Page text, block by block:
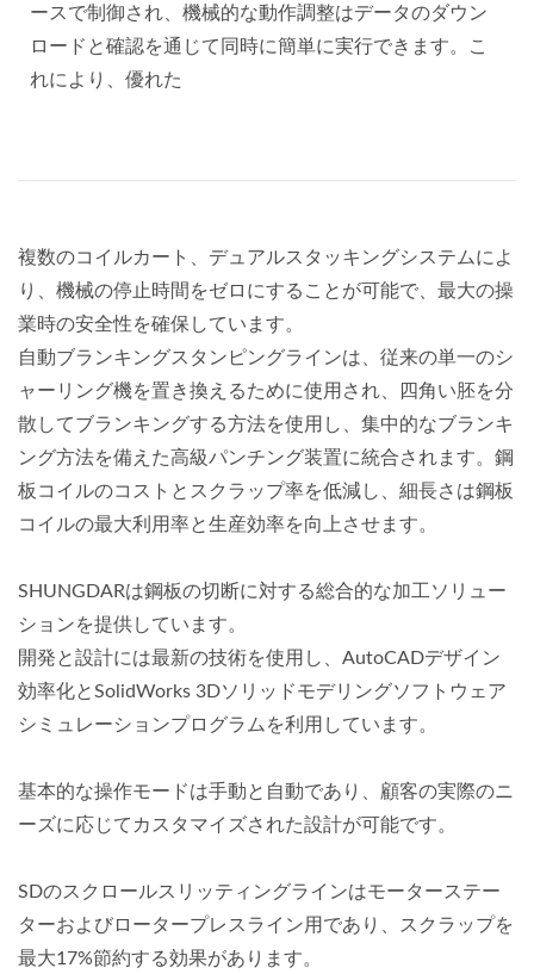
ースで制御され、機械的な動作調整はデータのダウン
ロードと確認を通じて同時に簡単に実行できます。こ
れにより、優れた
複数のコイルカート、デュアルスタッキングシステムによ
り、機械の停止時間をゼロにすることが可能で、最大の操
業時の安全性を確保しています。
自動ブランキングスタンピングラインは、従来の単一のシ
ャーリング機を置き換えるために使用され、四角い胚を分
散してブランキングする方法を使用し、集中的なブランキ
ング方法を備えた高級パンチング装置に統合されます。鋼
板コイルのコストとスクラップ率を低減し、細長さは鋼板
コイルの最大利用率と生産効率を向上させます。
SHUNGDARは鋼板の切断に対する総合的な加工ソリュー
ションを提供しています。
開発と設計には最新の技術を使用し、AutoCADデザイン
効率化とSolidWorks 3Dソリッドモデリングソフトウェア
シミュレーションプログラムを利用しています。
基本的な操作モードは手動と自動であり、顧客の実際のニ
ーズに応じてカスタマイズされた設計が可能です。
SDのスクロールスリッティングラインはモーターステー
ターおよびロータープレスライン用であり、スクラップを
最大17%節約する効果があります。